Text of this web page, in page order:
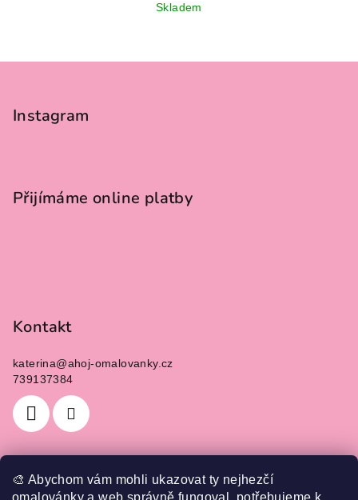
🎨 Abychom vám mohli ukazovat ty nejhezčí
omalovánky a web správně fungoval, potřebujeme k
Skladem
Instagram
Přijímáme online platby
Kontakt
katerina@ahoj-omalovanky.cz
739137384
Informace pro vás